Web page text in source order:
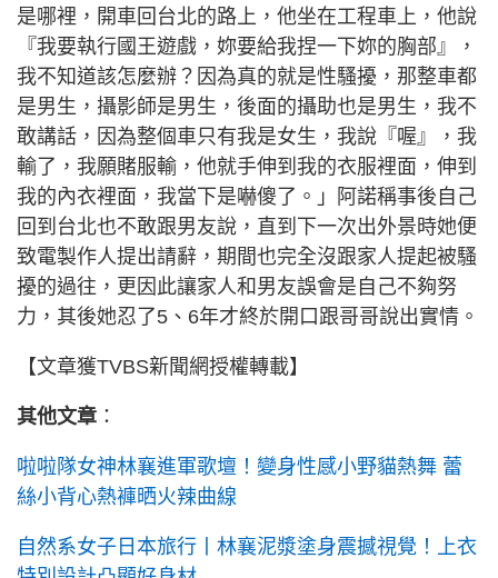
是哪裡，開車回台北的路上，他坐在工程車上，他說
『我要執行國王遊戲，妳要給我捏一下妳的胸部』，
我不知道該怎麼辦？因為真的就是性騷擾，那整車都
是男生，攝影師是男生，後面的攝助也是男生，我不
敢講話，因為整個車只有我是女生，我說『喔』，我
輸了，我願賭服輸，他就手伸到我的衣服裡面，伸到
我的內衣裡面，我當下是嚇傻了。」阿諾稱事後自己
回到台北也不敢跟男友說，直到下一次出外景時她便
致電製作人提出請辭，期間也完全沒跟家人提起被騷
擾的過往，更因此讓家人和男友誤會是自己不夠努
力，其後她忍了5、6年才終於開口跟哥哥說出實情。
【文章獲TVBS新聞網授權轉載】
其他文章 ：
啦啦隊女神林襄進軍歌壇！變身性感小野貓熱舞 蕾
絲小背心熱褲晒火辣曲線
自然系女子日本旅行丨林襄泥漿塗身震撼視覺！上衣